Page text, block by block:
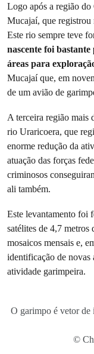
Logo após a região
Mucajaí, que registrou
Este rio sempre teve
nascente foi
áreas para
Mucajaí que, em
de um avião de
A terceira região mais
rio Uraricoera, que
enorme redução da
atuação das forças
criminosos
ali também.
Este levantamento foi
satélites de 4,7
mosaicos mensais e,
identificação de novas
atividade garimpeira.
O garimpo é vetor de
©